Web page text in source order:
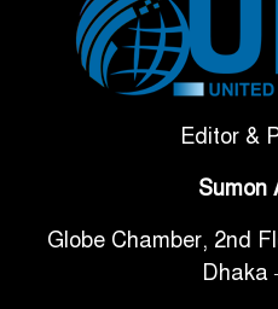
বলছে
গাড়ি
Editor &
Sumon
Globe Chamber, 2nd
Dhaka